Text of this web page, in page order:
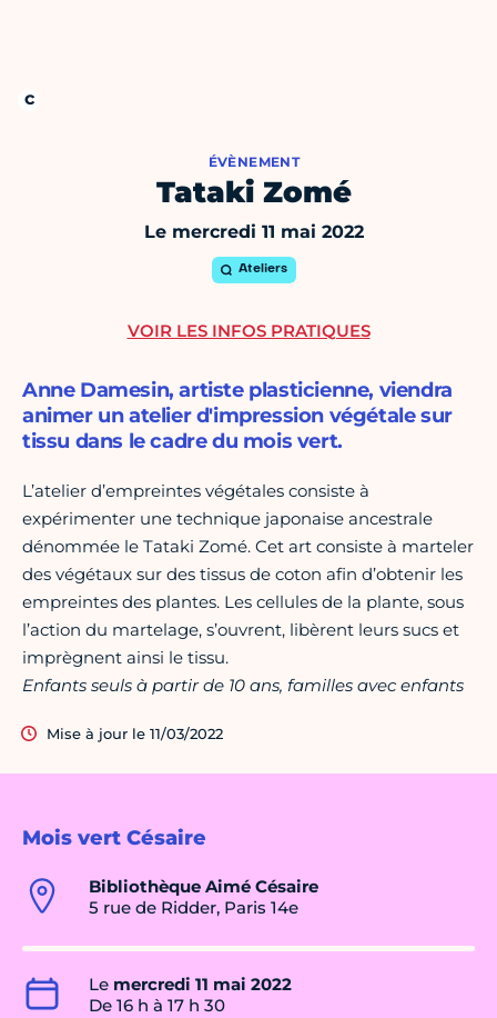
ÉVÈNEMENT
Tataki Zomé
Le mercredi 11 mai 2022
Ateliers
Mois vert Césaire
Bibliothèque Aimé Césaire
5 rue de Ridder, Paris 14e
Le mercredi 11 mai 2022
De 16 h à 17 h 30
Anne Damesin, artiste plasticienne, viendra
animer un atelier d'impression végétale sur
tissu dans le cadre du mois vert.
L’atelier d’empreintes végétales consiste à
expérimenter une technique japonaise ancestrale
dénommée le Tataki Zomé. Cet art consiste à marteler
des végétaux sur des tissus de coton afin d’obtenir les
empreintes des plantes. Les cellules de la plante, sous
l’action du martelage, s’ouvrent, libèrent leurs sucs et
imprègnent ainsi le tissu.
Enfants seuls à partir de 10 ans, familles avec enfants
Mise à jour le 11/03/2022
VOIR LES INFOS PRATIQUES